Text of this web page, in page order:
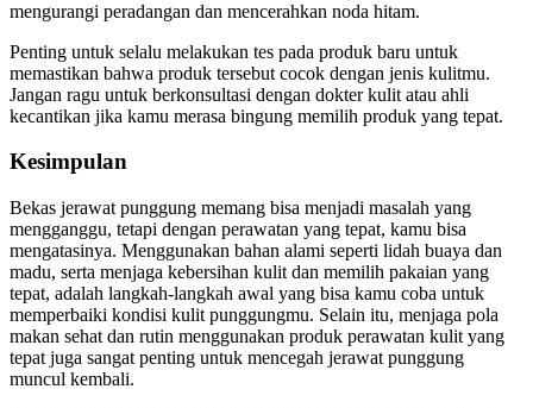
mengurangi peradangan dan mencerahkan noda hitam.
Penting untuk selalu melakukan tes pada produk baru untuk
memastikan bahwa produk tersebut cocok dengan jenis kulitmu.
Jangan ragu untuk berkonsultasi dengan dokter kulit atau ahli
kecantikan jika kamu merasa bingung memilih produk yang tepat.
Kesimpulan
Bekas jerawat punggung memang bisa menjadi masalah yang
mengganggu, tetapi dengan perawatan yang tepat, kamu bisa
mengatasinya. Menggunakan bahan alami seperti lidah buaya dan
madu, serta menjaga kebersihan kulit dan memilih pakaian yang
tepat, adalah langkah-langkah awal yang bisa kamu coba untuk
memperbaiki kondisi kulit punggungmu. Selain itu, menjaga pola
makan sehat dan rutin menggunakan produk perawatan kulit yang
tepat juga sangat penting untuk mencegah jerawat punggung
muncul kembali.